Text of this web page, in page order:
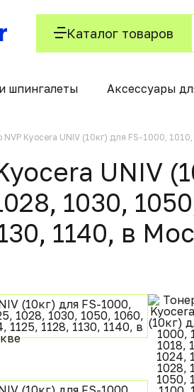
Каталог товаров
шпингалеты Аксессуары
NVP Kyocera UNIV (10кг) для FS-1000,
UNIV
1030,
1140, в